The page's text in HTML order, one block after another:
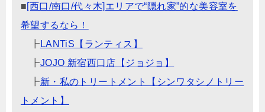
■[西口/南口/代々木]エリアで“隠れ家”的な美容室を
希望するなら！
┣ LANTiS【ランティス】
┣JOJO 新宿西口店【ジョジョ】
┣新・私のトリートメント【シンワタシノトリー
トメント】